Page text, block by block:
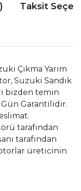
Taksit
Çıkma Yarım
Suzuki Sandık
bizden temin
Garantilidir.
tarafından
tarafından
üreticinin